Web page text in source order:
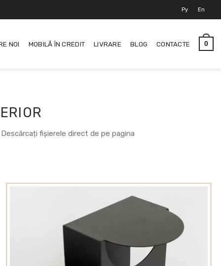
Ру En
NOI MOBILĂ ÎN CREDIT LIVRARE BLOG CONTACTE 0
fișierele direct de pe pagina